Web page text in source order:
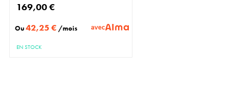
169,00 €
Ou42,25 € /mois avec
EN STOCK